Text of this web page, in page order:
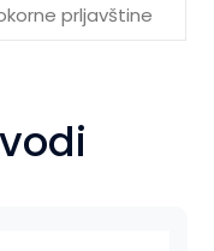
prljavštine